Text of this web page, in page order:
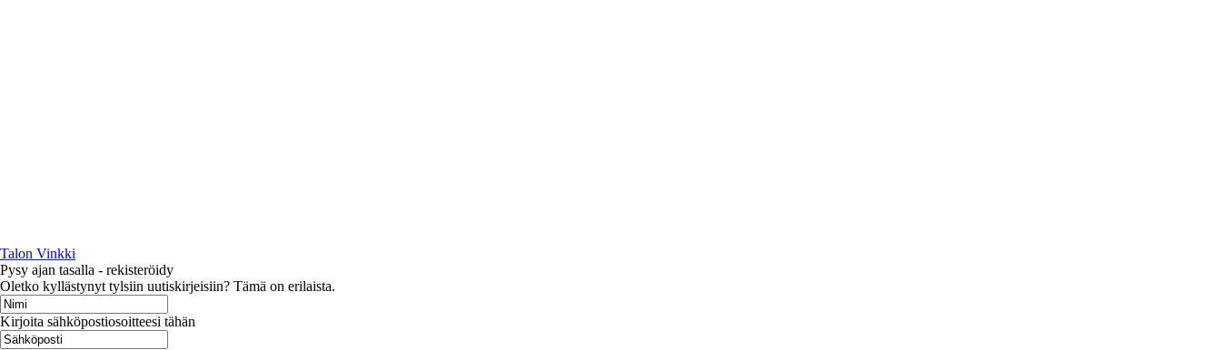
Talon Vinkki
Pysy ajan tasalla - rekisteröidy
Oletko kyllästynyt tylsiin uutiskirjeisiin? Tämä on erilaista.
Kirjoita sähköpostiosoitteesi tähän